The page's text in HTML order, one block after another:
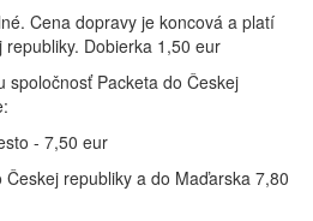
Cena dopravy je koncová a platí
Dobierka 1,50 eur
spoločnosť Packeta do Českej
- 7,50 eur
republiky a do Maďarska 7,80